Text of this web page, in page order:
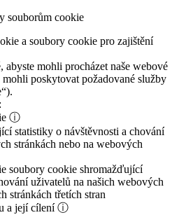
souborům cookie
a soubory cookie pro zajištění
abyste mohli procházet naše webové
poskytovat požadované služby
ⓘ
statistiky o návštěvnosti a chování
stránkách nebo na webových
soubory cookie shromažďující
uživatelů na našich webových
stránkách třetích stran
a její cílení ⓘ